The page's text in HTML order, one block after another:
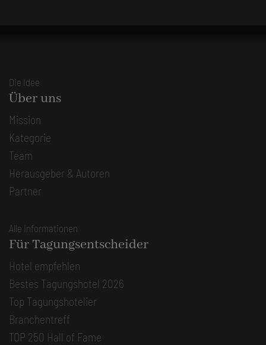
Die Idee
Über uns
Mission
Kategorie
Team
Herausgeber & Autoren
Partner
Alle Informationen
Für Tagungsentscheider
Hotel empfehlen
Bestes Tagungshotel 2026
Top Tagungshotelier
Branchentreff
TOP 250 Hall of Fame